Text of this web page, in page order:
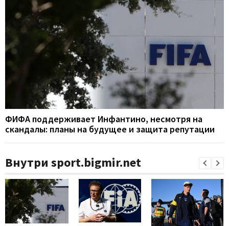
ФИФА поддерживает Инфантино, несмотря на
скандалы: планы на будущее и защита репутации
Внутри sport.bigmir.net